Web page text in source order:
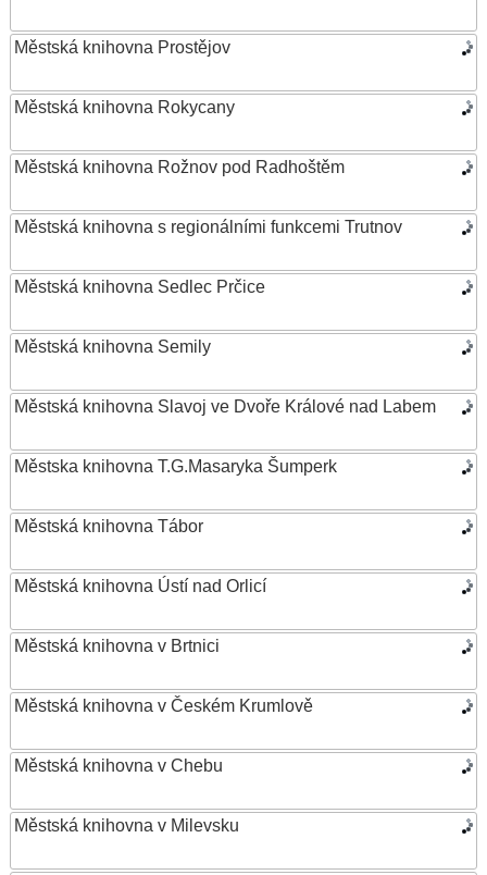
Městská knihovna Prostějov
Městská knihovna Rokycany
Městská knihovna Rožnov pod Radhoštěm
Městská knihovna s regionálními funkcemi Trutnov
Městská knihovna Sedlec Prčice
Městská knihovna Semily
Městská knihovna Slavoj ve Dvoře Králové nad Labem
Městska knihovna T.G.Masaryka Šumperk
Městská knihovna Tábor
Městská knihovna Ústí nad Orlicí
Městská knihovna v Brtnici
Městská knihovna v Českém Krumlově
Městská knihovna v Chebu
Městská knihovna v Milevsku